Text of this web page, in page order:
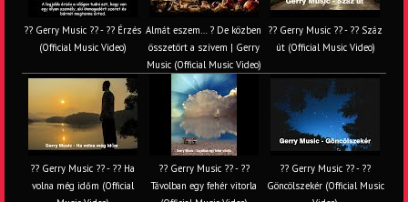
?? Gerry Music ?? - ?? Érzés
(Official Music Video)
Almát eszem… ? De közben
összetört a szívem | Gerry
Music (Official Music Video)
?? Gerry Music ?? - ?? Száz
út (Official Music Video)
?? Gerry Music ?? - ?? Ha
volna még időm (Official
?? Gerry Music ?? - ??
Távolban egy fehér vitorla
?? Gerry Music ?? - ??
Göncölszekér (Official Music